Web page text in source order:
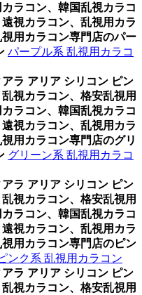
ラコン、韓国乱視カラコ
視カラコン、乱視用カラ
用カラコン専門店のパー
パープル系 乱視用カラコ
アラ アリア シリコン ピン
視カラコン、格安乱視用
ラコン、韓国乱視カラコ
視カラコン、乱視用カラ
用カラコン専門店のグリ
グリーン系 乱視用カラコ
アラ アリア シリコン ピン
視カラコン、格安乱視用
ラコン、韓国乱視カラコ
視カラコン、乱視用カラ
用カラコン専門店のピン
ンク系 乱視用カラコン
アラ アリア シリコン ピン
視カラコン、格安乱視用